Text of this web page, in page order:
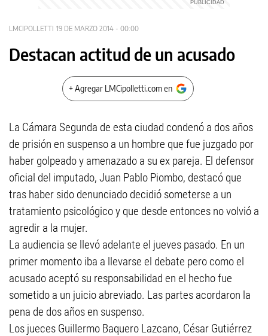
LMCIPOLLETTI 19 DE MARZO 2014 - 00:00
Destacan actitud de un acusado
+ Agregar LMCipolletti.com en
La Cámara Segunda de esta ciudad condenó a dos años
de prisión en suspenso a un hombre que fue juzgado por
haber golpeado y amenazado a su ex pareja. El defensor
oficial del imputado, Juan Pablo Piombo, destacó que
tras haber sido denunciado decidió someterse a un
tratamiento psicológico y que desde entonces no volvió a
agredir a la mujer.
La audiencia se llevó adelante el jueves pasado. En un
primer momento iba a llevarse el debate pero como el
acusado aceptó su responsabilidad en el hecho fue
sometido a un juicio abreviado. Las partes acordaron la
pena de dos años en suspenso.
Los jueces Guillermo Baquero Lazcano, César Gutiérrez